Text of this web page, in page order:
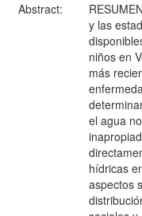
Abstract:
y las
niños en
más
el agua
hídricas
aspectos